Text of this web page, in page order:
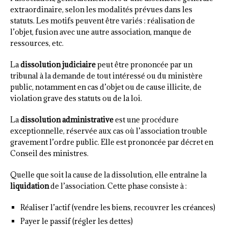
extraordinaire, selon les modalités prévues dans les
statuts. Les motifs peuvent être variés : réalisation de
l’objet, fusion avec une autre association, manque de
ressources, etc.
Ladissolution judiciairepeut être prononcée par un
tribunal à la demande de tout intéressé ou du ministère
public, notamment en cas d’objet ou de cause illicite, de
violation grave des statuts ou de la loi.
Ladissolution administrativeest une procédure
exceptionnelle, réservée aux cas où l’association trouble
gravement l’ordre public. Elle est prononcée par décret en
Conseil des ministres.
Quelle que soit la cause de la dissolution, elle entraîne la
liquidationde l’association. Cette phase consiste à :
Réaliser l’actif (vendre les biens, recouvrer les créances)
Payer le passif (régler les dettes)